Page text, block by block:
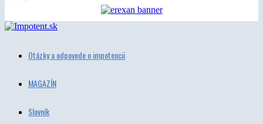
Otázky a odpovede o impotencii
MAGAZÍN
Slovník